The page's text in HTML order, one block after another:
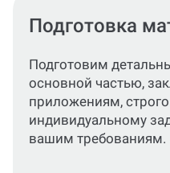
Составление
По вашему запросу
характеристику,
прохождения